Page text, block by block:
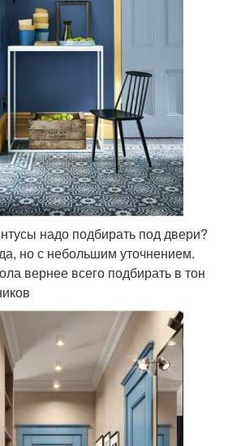
надо подбирать под двери?
но с небольшим уточнением.
вернее всего подбирать в тон